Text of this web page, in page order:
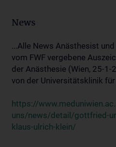
News
...Alle News Anästhesist
vom FWF vergebene
der Anästhesie (Wien, 25-1-
von der Universitätsklinik für
https://
uns/news/detail/gottfried-
klaus-ulrich-klein/